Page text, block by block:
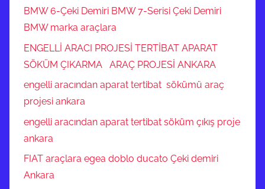
BMW 6-Çeki Demiri BMW 7-Serisi Çeki Demiri
BMW marka araçlara
ENGELLİ ARACI PROJESİ TERTİBAT APARAT
SÖKÜM ÇIKARMA ARAÇ PROJESİ ANKARA
engelli aracından aparat tertibat sökümü araç
projesi ankara
engelli aracından aparat tertibat söküm çıkış proje
ankara
FIAT araçlara egea doblo ducato Çeki demiri
Ankara